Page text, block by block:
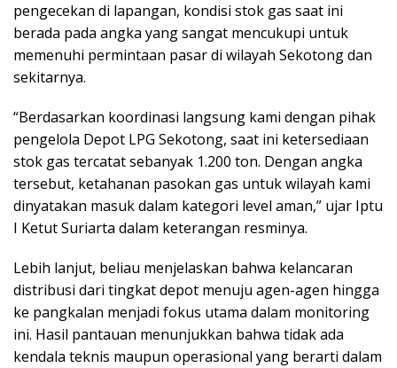
pengecekan di lapangan, kondisi stok gas saat ini
berada pada angka yang sangat mencukupi untuk
memenuhi permintaan pasar di wilayah Sekotong dan
sekitarnya.
“Berdasarkan koordinasi langsung kami dengan pihak
pengelola Depot LPG Sekotong, saat ini ketersediaan
stok gas tercatat sebanyak 1.200 ton. Dengan angka
tersebut, ketahanan pasokan gas untuk wilayah kami
dinyatakan masuk dalam kategori level aman,” ujar Iptu
I Ketut Suriarta dalam keterangan resminya.
Lebih lanjut, beliau menjelaskan bahwa kelancaran
distribusi dari tingkat depot menuju agen-agen hingga
ke pangkalan menjadi fokus utama dalam monitoring
ini. Hasil pantauan menunjukkan bahwa tidak ada
kendala teknis maupun operasional yang berarti dalam